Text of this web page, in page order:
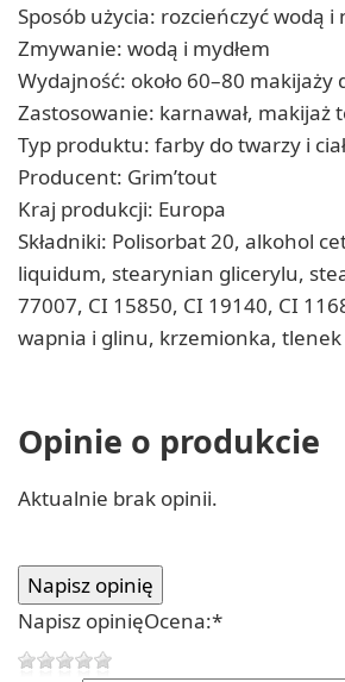
Sposób użycia: rozcieńczyć wodą
Zmywanie: wodą i mydłem
Wydajność: około 60–80
Zastosowanie: karnawał,
Typ produktu: farby do twarzy i
Producent: Grim’tout
Kraj produkcji: Europa
Składniki: Polisorbat 20, alkohol
liquidum, stearynian glicerylu,
77007, CI 15850, CI 19140, CI
wapnia i glinu, krzemionka,
Opinie o produkcie
Aktualnie brak opinii.
Napisz opinięOcena:*